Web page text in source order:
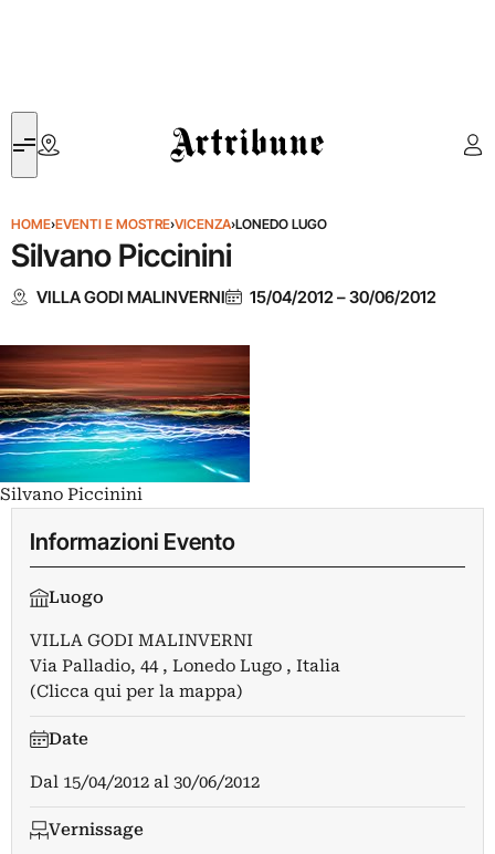
Artribune
HOME›EVENTI E MOSTRE›VICENZA›LONEDO LUGO
Silvano Piccinini
VILLA GODI MALINVERNI 15/04/2012–30/06/2012
Silvano Piccinini
Informazioni Evento
Luogo
VILLA GODI MALINVERNI
Via Palladio, 44 , Lonedo Lugo , Italia
(Clicca qui per la mappa)
Date
Dal 15/04/2012 al 30/06/2012
Vernissage